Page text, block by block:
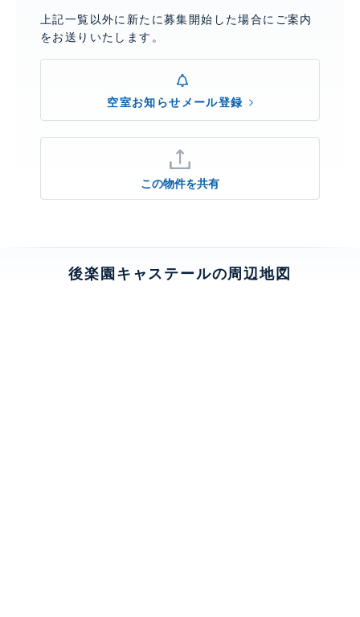
上記一覧以外に新たに募集開始した場合にご案内
をお送りいたします。
空室お知らせメール登録
この物件を共有
後楽園キャステールの周辺地図